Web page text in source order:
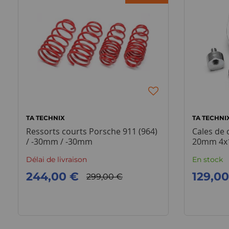
TA TECHNIX
Ressorts courts Porsche 911 (964)
/ -30mm / -30mm
Délai de livraison
299,00 €
244,00 €
TA
Cales
20mm
En stock